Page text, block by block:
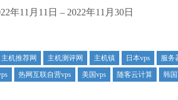
年11月11日 – 2022年11月30日
主机推荐网 主机测评网 主机镇 日本vps 服务
热网互联自营vps 美国vps 随客云计算 韩